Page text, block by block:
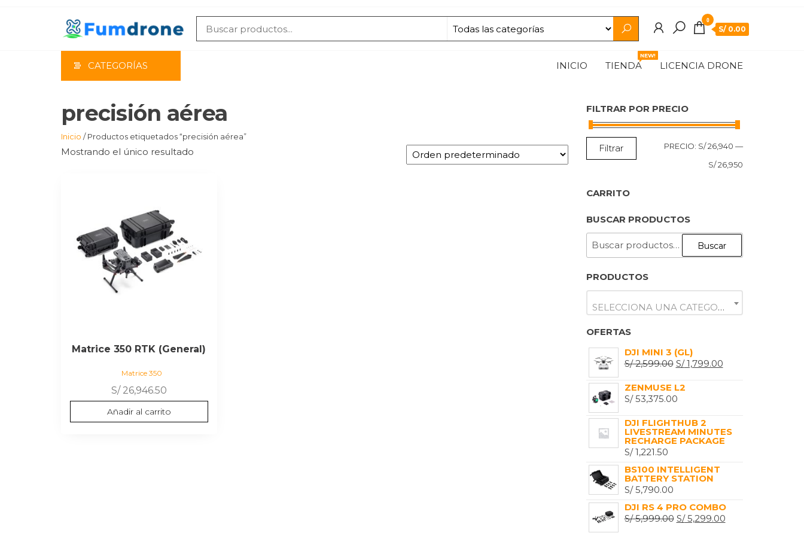
0
S/ 0.00
CATEGORÍAS INICIO TIENDA
NEW!
LICENCIA DRONE
precisión aérea
Inicio / Productos etiquetados “precisión aérea”
Mostrando el único resultado
Matrice 350 RTK (General)
Matrice 350
S/26,946.50
Añadir al carrito
FILTRAR POR PRECIO
PRECIO
PRECIO
Filtrar PRECIO: S/ 26,940 —
S/ 26,950
CARRITO
BUSCAR PRODUCTOS
BUSCAR
Buscar
PRODUCTOS
SELECCIONA UNA CATEGORÍA
OFERTAS
DJI MINI 3 (GL)
S/2,599.00 EL
ORIGINAL
ERA:
S/ 2,599.00.
S/1,799.00EL
ZENMUSE L2
S/53,375.00
DJI FLIGHTHUB 2
LIVESTREAM MINUTES
RECHARGE PACKAGE
S/1,221.50
BS100 INTELLIGENT
BATTERY STATION
S/5,790.00
DJI RS 4 PRO COMBO
S/5,999.00 EL
S/5,299.00EL